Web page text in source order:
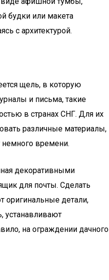
будки или макета
с архитектурой.
щель, в которую
и письма, такие
в странах СНГ. Для их
различные материалы,
немного времени.
декоративными
для почты. Сделать
оригинальные детали,
устанавливают
на ограждении дачного